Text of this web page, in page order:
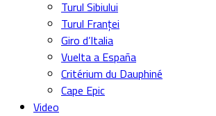
Turul Sibiului
Turul Franței
Giro d’Italia
Vuelta a España
Critérium du Dauphiné
Cape Epic
Video